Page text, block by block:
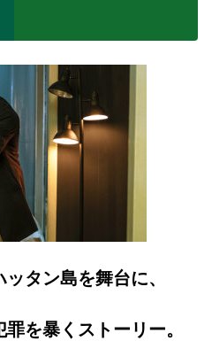
タン島を舞台に、
を暴くストーリー。